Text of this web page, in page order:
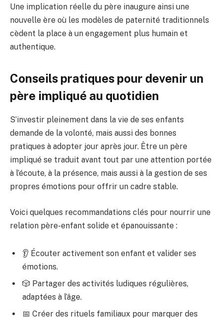
Une implication réelle du père inaugure ainsi une
nouvelle ère où les modèles de paternité traditionnels
cèdent la place à un engagement plus humain et
authentique.
Conseils pratiques pour devenir un
père impliqué au quotidien
S’investir pleinement dans la vie de ses enfants
demande de la volonté, mais aussi des bonnes
pratiques à adopter jour après jour. Être un père
impliqué se traduit avant tout par une attention portée
à l’écoute, à la présence, mais aussi à la gestion de ses
propres émotions pour offrir un cadre stable.
Voici quelques recommandations clés pour nourrir une
relation père-enfant solide et épanouissante :
👂 Écouter activement son enfant et valider ses
émotions.
🎲 Partager des activités ludiques régulières,
adaptées à l’âge.
📅 Créer des rituels familiaux pour marquer des